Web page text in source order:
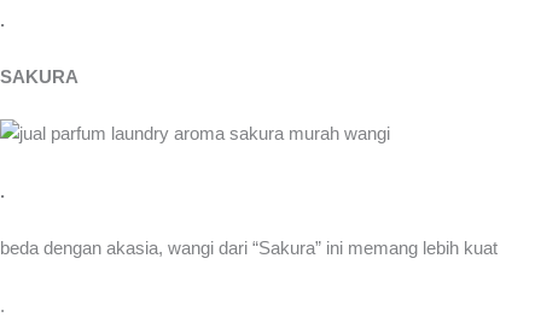
.
SAKURA
.
beda dengan akasia, wangi dari “Sakura” ini memang lebih kuat
.